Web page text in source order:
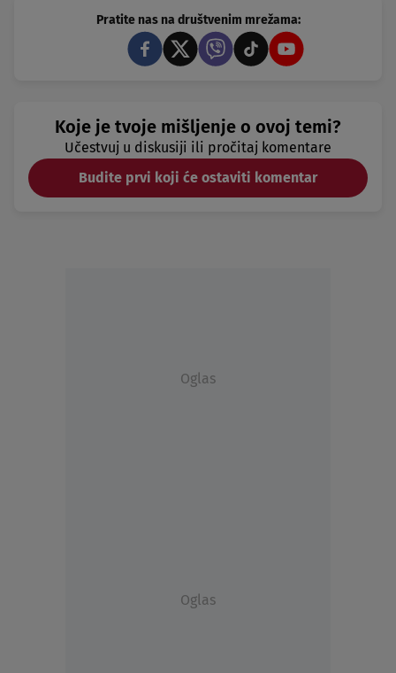
Pratite nas na društvenim mrežama:
Koje je tvoje mišljenje o ovoj temi?
Učestvuj u diskusiji ili pročitaj komentare
Budite prvi koji će ostaviti komentar
Oglas
Oglas